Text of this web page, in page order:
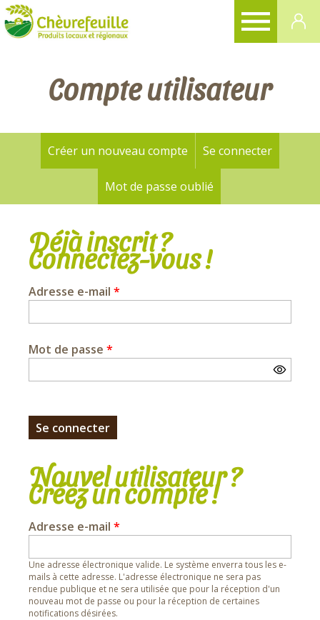
Compte utilisateur
Onglets
principaux
Créer un nouveau compte Se connecter(onglet
Mot de passe oublié
Déjà inscrit ?
Connectez-vous !
Adresse e-mail *
Mot de passe *
Nouvel utilisateur ?
Créez un compte !
Adresse e-mail *
Une adresse électronique valide. Le système enverra tous les e-
mails à cette adresse. L'adresse électronique ne sera pas
rendue publique et ne sera utilisée que pour la réception d'un
nouveau mot de passe ou pour la réception de certaines
notifications désirées.